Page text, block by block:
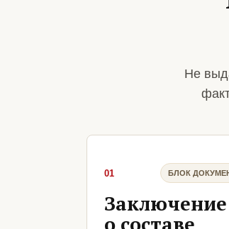
Не
01 БЛОК
Заключение